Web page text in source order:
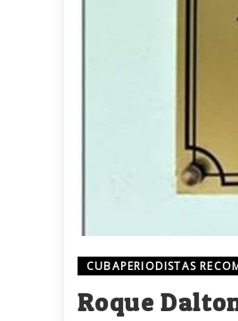
CUBAPERIODISTAS
Roque